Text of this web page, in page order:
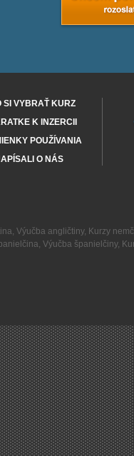
SI VYBRAŤ KURZ
K INZERCII
POUŽÍVANIA
O NÁS
, Výučba angličtiny, Kurzy
, Výučba španielčiny,